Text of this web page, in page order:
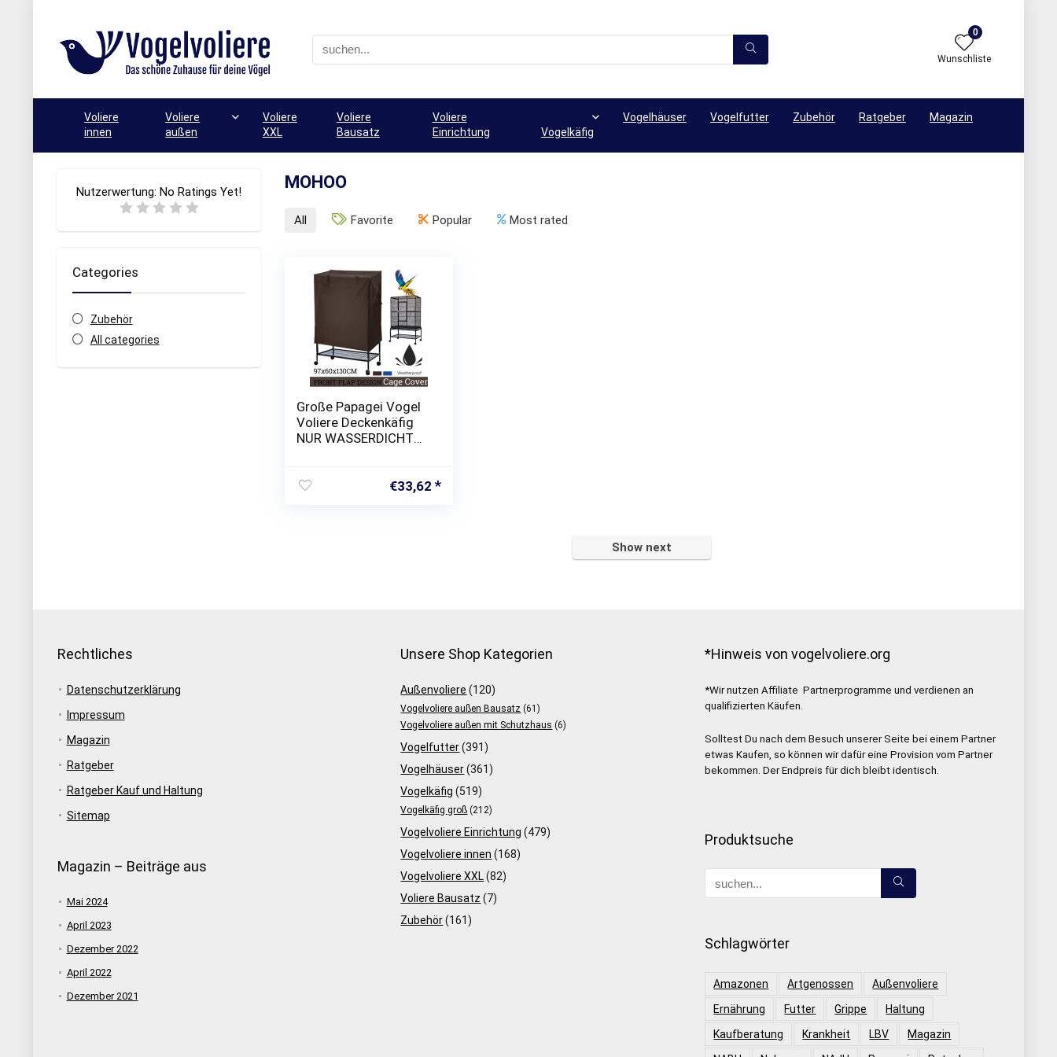
0
Wunschliste
Voliere
innen
Voliere
außen
Voliere
XXL
Voliere
Bausatz
Voliere
Einrichtung
Vogelkäfig
Vogelhäuser Vogelfutter Zubehör Ratgeber Magazin
MOHOO
Nutzerwertung: No Ratings Yet!
Categories
Zubehör
All categories
All Favorite Popular Most rated
Große Papagei Vogel
Voliere Deckenkäfig
NUR WASSERDICHTE
(Kaffee)
€33,62
Show next
Rechtliches
Datenschutzerklärung
Impressum
Magazin
Ratgeber
Ratgeber Kauf und Haltung
Sitemap
Magazin – Beiträge aus
Mai 2024
April 2023
Dezember 2022
April 2022
Dezember 2021
Unsere Shop Kategorien
Außenvoliere (120)
Vogelvoliere außen Bausatz (61)
Vogelvoliere außen mit Schutzhaus (6)
Vogelfutter (391)
Vogelhäuser (361)
Vogelkäfig (519)
Vogelkäfig groß (212)
Vogelvoliere Einrichtung (479)
Vogelvoliere innen (168)
Vogelvoliere XXL (82)
Voliere Bausatz (7)
Zubehör (161)
*Hinweis von vogelvoliere.org
*Wir nutzen Affiliate Partnerprogramme und verdienen an
qualifizierten Käufen.
Solltest Du nach dem Besuch unserer Seite bei einem Partner
etwas Kaufen, so können wir dafür eine Provision vom Partner
bekommen. Der Endpreis für dich bleibt identisch.
Produktsuche
Schlagwörter
Amazonen Artgenossen
Außenvoliere
Ernährung
Futter Grippe
Haltung
Kaufberatung
Krankheit LBV
Magazin